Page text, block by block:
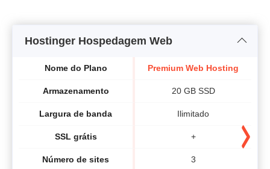
Hostinger Hospedagem Web
Nome do Plano
Armazenamento
Largura de banda
SSL grátis
Número de sites
Premium Web Hosting
20 GB SSD
Ilimitado
+
3